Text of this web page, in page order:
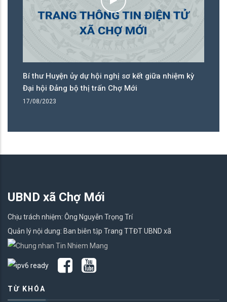
Bí thư Huyện ủy dự hội nghị sơ kết giữa nhiệm kỳ
Đại hội Đảng bộ thị trấn Chợ Mới
17/08/2023
UBND xã Chợ Mới
Chịu trách nhiệm: Ông Nguyễn Trọng Trí
Quản lý nội dung: Ban biên tập Trang TTĐT UBND xã
TỪ KHÓA